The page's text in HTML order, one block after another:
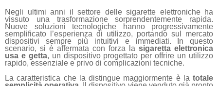
Negli ultimi anni il settore delle sigarette elettroniche ha
vissuto una trasformazione sorprendentemente rapida.
Nuove soluzioni tecnologiche hanno progressivamente
semplificato l’esperienza di utilizzo, portando sul mercato
dispositivi sempre più intuitivi e immediati. In questo
scenario, si è affermata con forza la sigaretta elettronica
usa e getta, un dispositivo progettato per offrire un utilizzo
rapido, essenziale e privo di complicazioni tecniche.
La caratteristica che la distingue maggiormente è la totale